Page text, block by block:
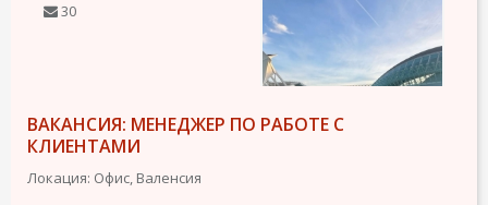
30
ВАКАНСИЯ: МЕНЕДЖЕР ПО РАБОТЕ С
КЛИЕНТАМИ
Локация: Офис, Валенсия